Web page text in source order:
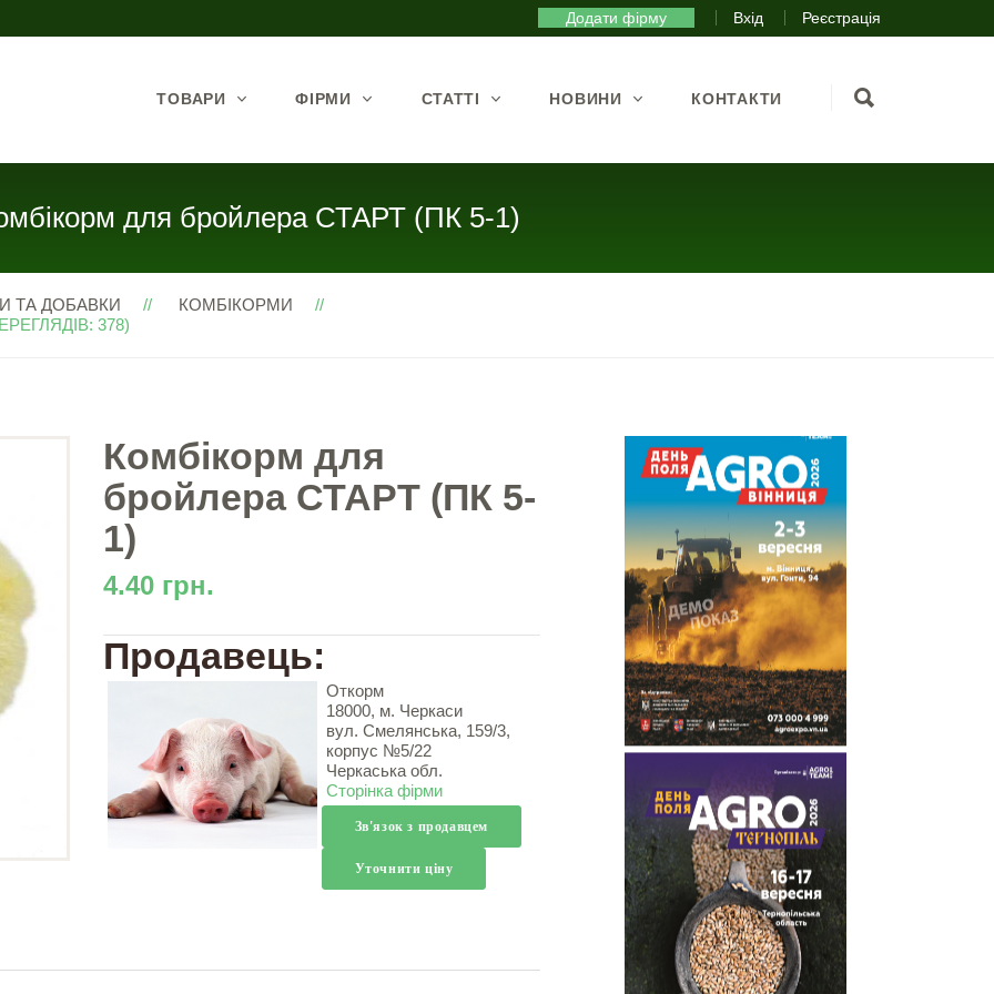
Додати фірму Вхід Реєстрація
ТОВАРИ ФІРМИ СТАТТІ НОВИНИ КОНТАКТИ
для бройлера СТАРТ (ПК 5-1)
ТА ДОБАВКИ
КОМБІКОРМИ
378)
Комбікорм для
бройлера СТАРТ (ПК 5-
1)
4.40 грн.
Продавець:
Откорм
18000, м. Черкаси
вул. Смелянська, 159/3,
корпус №5/22
Черкаська обл.
Сторінка фірми
Зв'язок з продавцем
Уточнити ціну